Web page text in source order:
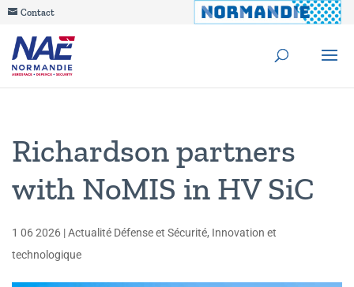
Contact
Richardson partners
with NoMIS in HV SiC
1 06 2026 |Actualité Défense et Sécurité, Innovation et
technologique